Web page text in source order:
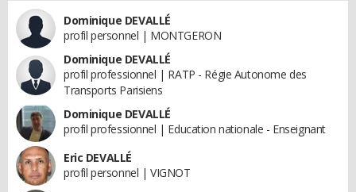
Dominique DEVALLÉ
profil personnel | MONTGERON
Dominique DEVALLÉ
profil professionnel | RATP - Régie Autonome des
Transports Parisiens
Dominique DEVALLÉ
profil professionnel | Education nationale - Enseignant
Eric DEVALLÉ
profil personnel | VIGNOT